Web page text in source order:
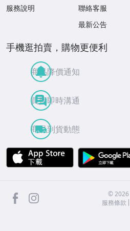
服務說明
聯絡客服
最新公告
手機逛拍賣，購物更便利
商品降價通知
買賣即時溝通
商品到貨動態
APP Store
facebook ©2026
服務條款